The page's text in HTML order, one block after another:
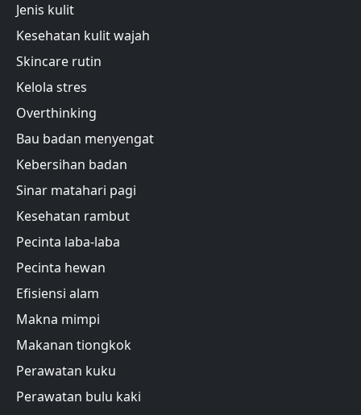
Jenis kulit
Kesehatan kulit wajah
Skincare rutin
Kelola stres
Overthinking
Bau badan menyengat
Kebersihan badan
Sinar matahari pagi
Kesehatan rambut
Pecinta laba-laba
Pecinta hewan
Efisiensi alam
Makna mimpi
Makanan tiongkok
Perawatan kuku
Perawatan bulu kaki